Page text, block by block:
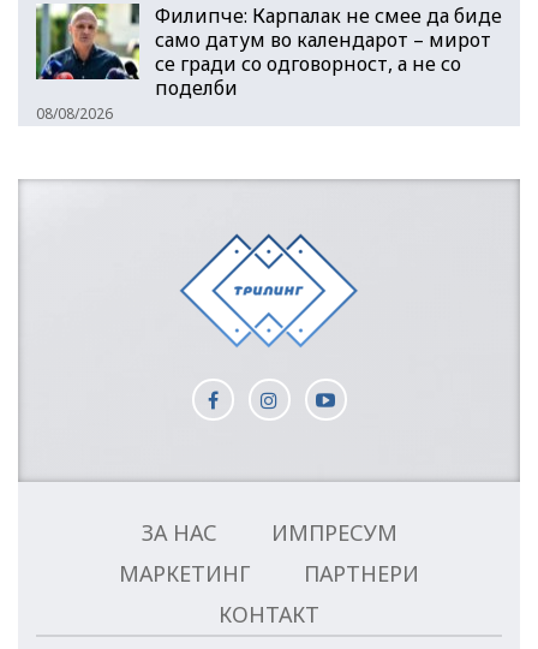
Филипче: Карпалак не смее да биде
само датум во календарот – мирот
се гради со одговорност, а не со
поделби
08/08/2026
ЗА НАС
ИМПРЕСУМ
МАРКЕТИНГ
ПАРТНЕРИ
КОНТАКТ